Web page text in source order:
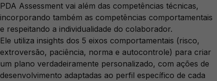
PDA Assessment vai além das competências técnicas,
incorporando também as competências comportamentais
e respeitando a individualidade do colaborador.
Ele utiliza insights dos 5 eixos comportamentais (risco,
extroversão, paciência, norma e autocontrole) para criar
um plano verdadeiramente personalizado, com ações de
desenvolvimento adaptadas ao perfil específico de cada